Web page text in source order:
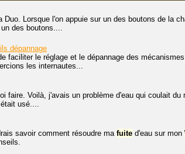
Duo. Lorsque l'on appuie sur un des boutons de la
des boutons....
dépannage
faciliter le réglage et le dépannage des
les internautes...
faire. Voilà, j'avais un problème d'eau qui coulait du
usé....
savoir comment résoudre mafuite d'eau sur mon